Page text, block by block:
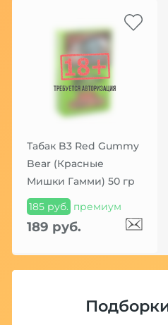
Табак B3 Red Gummy
Bear (Красные
Мишки Гамми) 50 гр
185 руб. премиум
189 руб.